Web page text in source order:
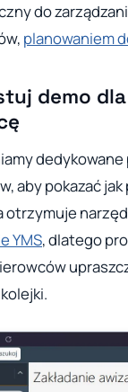
do
planowaniem
demo
aby pokazać
otrzymuje
YMS, dlatego